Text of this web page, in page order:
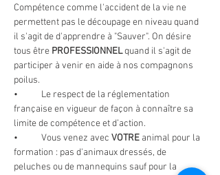
Compétence comme l'accident de la vie ne
permettent pas le découpage en niveau quand
il s'agit de d'apprendre à "Sauver". On désire
tous être PROFESSIONNEL quand il s'agit de
participer à venir en aide à nos compagnons
poilus.
•	Le respect de la réglementation
française en vigueur de façon à connaître sa
limite de compétence et d’action.
•	Vous venez avec VOTRE animal pour la
formation : pas d'animaux dressés, de
peluches ou de mannequins sauf pour la